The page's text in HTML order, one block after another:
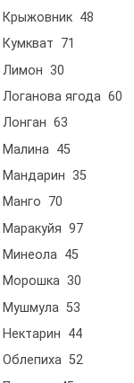
Крыжовник 48
Кумкват 71
Лимон 30
Логанова ягода 60
Лонган 63
Малина 45
Мандарин 35
Манго 70
Маракуйя 97
Минеола 45
Морошка 30
Мушмула 53
Нектарин 44
Облепиха 52